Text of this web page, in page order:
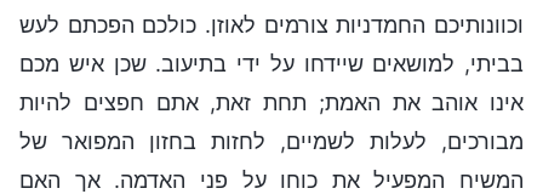
וכוונותיכם החמדניות צורמים לאוזן. כולכם הפכתם לעש
בביתי, למושאים שיידחו על ידי בתיעוב. שכן איש מכם
אינו אוהב את האמת; תחת זאת, אתם חפצים להיות
מבורכים, לעלות לשמיים, לחזות בחזון המפואר של
המשיח המפעיל את כוחו על פני האדמה. אך האם